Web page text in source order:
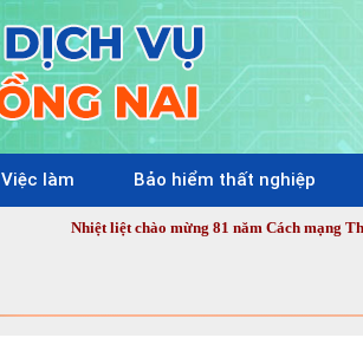
Việc làm Bảo hiểm thất nghiệp
Nhiệt liệt chào mừng 81 năm Cách mạng Tháng